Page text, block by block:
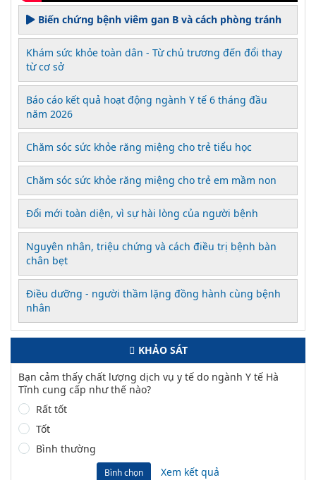
Biến chứng bệnh viêm gan B và cách phòng tránh
Khám sức khỏe toàn dân - Từ chủ trương đến đổi thay
từ cơ sở
Báo cáo kết quả hoạt động ngành Y tế 6 tháng đầu
năm 2026
Chăm sóc sức khỏe răng miệng cho trẻ tiểu học
Chăm sóc sức khỏe răng miệng cho trẻ em mầm non
Đổi mới toàn diện, vì sự hài lòng của người bệnh
Nguyên nhân, triệu chứng và cách điều trị bệnh bàn
chân bẹt
Điều dưỡng - người thầm lặng đồng hành cùng bệnh
nhân
KHẢO SÁT
Bạn cảm thấy chất lượng dịch vụ y tế do ngành Y tế Hà
Tĩnh cung cấp như thế nào?
Rất tốt
Tốt
Bình thường
Bình chọn Xem kết quả